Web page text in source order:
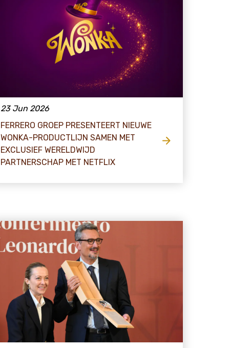
23 Jun 2026
FERRERO GROEP PRESENTEERT NIEUWE
WONKA-PRODUCTLIJN SAMEN MET
EXCLUSIEF WERELDWIJD
PARTNERSCHAP MET NETFLIX